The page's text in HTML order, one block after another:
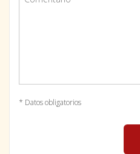
* Datos obligatorios